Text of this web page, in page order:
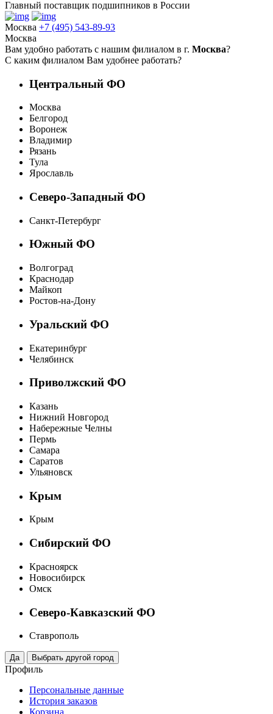
Главный поставщик подшипников в России
Москва +7 (495) 543-89-93
Москва
Вам удобно работать с нашим филиалом в г. Москва?
С каким филиалом Вам удобнее работать?
Центральный ФО
Москва
Белгород
Воронеж
Владимир
Рязань
Тула
Ярославль
Северо-Западный ФО
Санкт-Петербург
Южный ФО
Волгоград
Краснодар
Майкоп
Ростов-на-Дону
Уральский ФО
Екатеринбург
Челябинск
Приволжский ФО
Казань
Нижний Новгород
Набережные Челны
Пермь
Самара
Саратов
Ульяновск
Крым
Крым
Сибирский ФО
Красноярск
Новосибирск
Омск
Северо-Кавказский ФО
Ставрополь
Профиль
Персональные данные
История заказов